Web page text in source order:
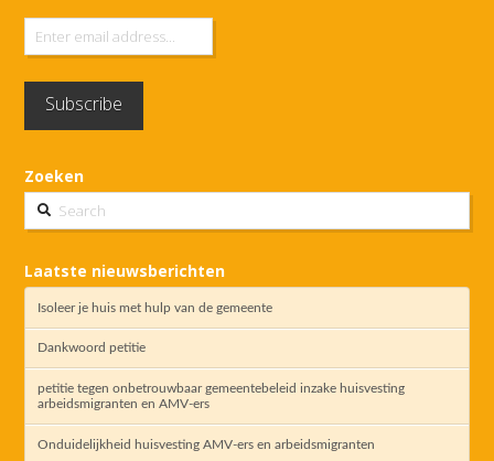
Zoeken
Search
Laatste nieuwsberichten
Isoleer je huis met hulp van de gemeente
Dankwoord petitie
petitie tegen onbetrouwbaar gemeentebeleid inzake huisvesting
arbeidsmigranten en AMV-ers
Onduidelijkheid huisvesting AMV-ers en arbeidsmigranten